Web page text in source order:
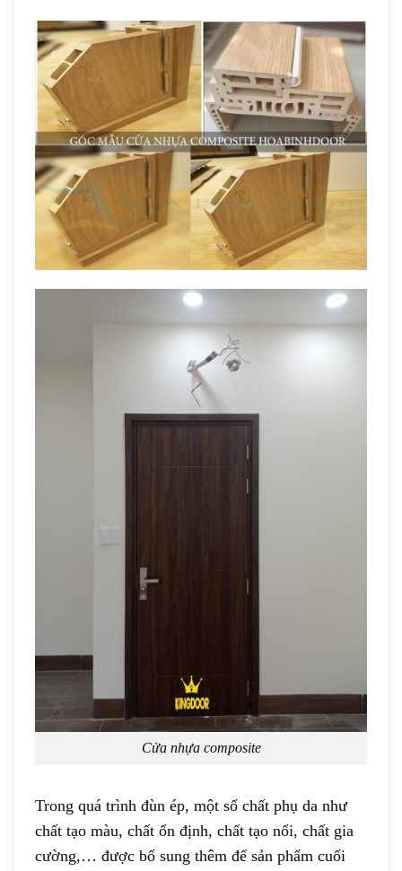
Cửa nhựa composite
Trong quá trình đùn ép, một số chất phụ da như
chất tạo màu, chất ổn định, chất tạo nổi, chất gia
cường,… được bổ sung thêm để sản phẩm cuối